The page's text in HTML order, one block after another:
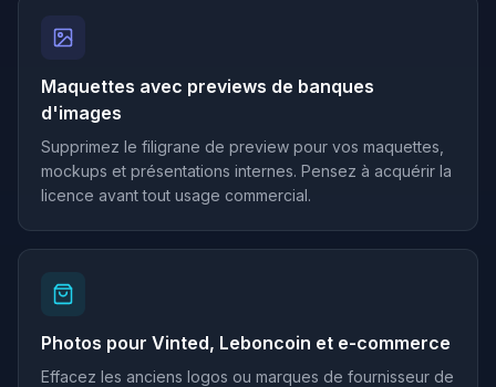
Maquettes avec previews de banques
d'images
Supprimez le filigrane de preview pour vos maquettes,
mockups et présentations internes. Pensez à acquérir la
licence avant tout usage commercial.
Photos pour Vinted, Leboncoin et e-commerce
Effacez les anciens logos ou marques de fournisseur de